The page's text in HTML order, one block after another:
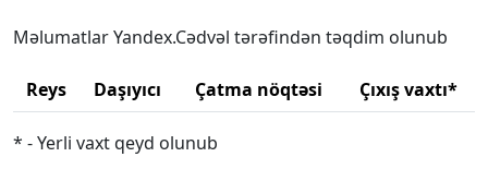
Məlumatlar Yandex.Cədvəl tərəfindən təqdim olunub
Reys Daşıyıcı Çatma nöqtəsi Çıxış vaxtı*
* - Yerli vaxt qeyd olunub